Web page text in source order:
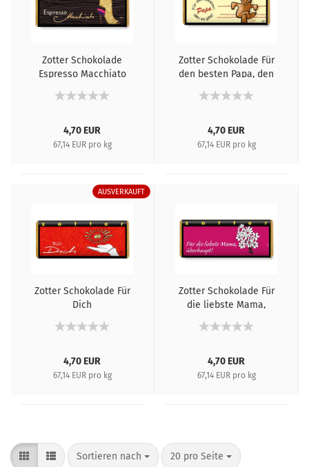
Zotter Schokolade
Espresso Macchiato
4,70 EUR
67,14 EUR pro kg
Zotter Schokolade Für
den besten Papa, den
4,70 EUR
67,14 EUR pro kg
AUSVERKAUFT
Zotter Schokolade Für
Dich
4,70 EUR
67,14 EUR pro kg
Zotter Schokolade Für
die liebste Mama,
4,70 EUR
67,14 EUR pro kg
Sortieren nach 20 pro Seite